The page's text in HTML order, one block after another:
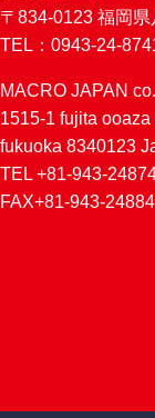
〒834-0123 福岡
TEL：0943-24-
MACRO JAPAN
1515-1 fujita
fukuoka 8340123
TEL +81-943-
FAX+81-943-